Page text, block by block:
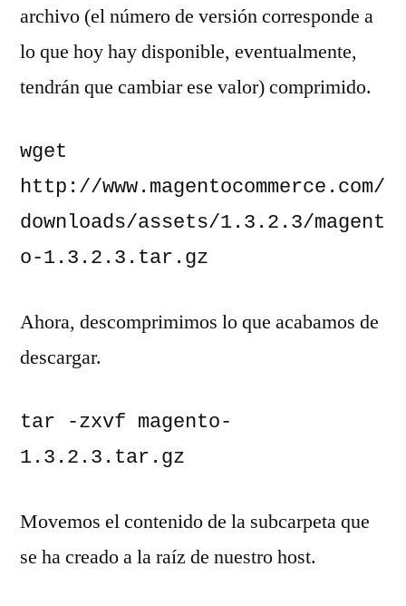
archivo (el número de versión corresponde a
lo que hoy hay disponible, eventualmente,
tendrán que cambiar ese valor) comprimido.
wget
http://www.magentocommerce.com/
downloads/assets/1.3.2.3/magent
o-1.3.2.3.tar.gz
Ahora, descomprimimos lo que acabamos de
descargar.
tar -zxvf magento-
1.3.2.3.tar.gz
Movemos el contenido de la subcarpeta que
se ha creado a la raíz de nuestro host.